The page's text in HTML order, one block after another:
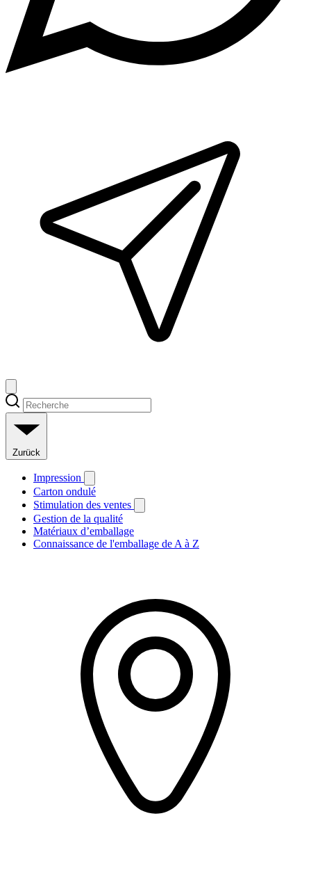
Zurück
Impression
Carton ondulé
Stimulation des ventes
Gestion de la qualité
Matériaux d’emballage
Connaissance de l'emballage de A à Z